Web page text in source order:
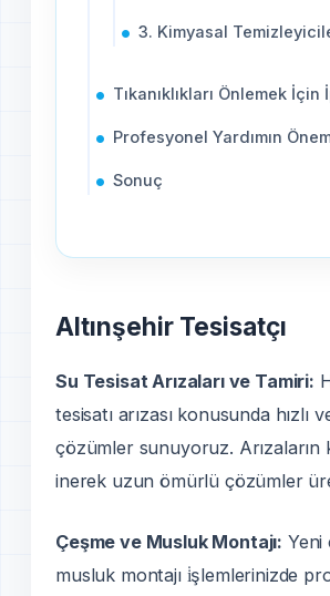
3. Kimyasal
Tıkanıklıkları Önlemek İçin
Profesyonel Yardımın
Sonuç
Altınşehir Tesisatçı
Su Tesisat Arızaları ve Tamiri:
tesisatı arızası konusunda hızlı
çözümler sunuyoruz. Arızaların
inerek uzun ömürlü çözümler
Çeşme ve Musluk Montajı: Yeni
musluk montajı i̇şlemlerinizde